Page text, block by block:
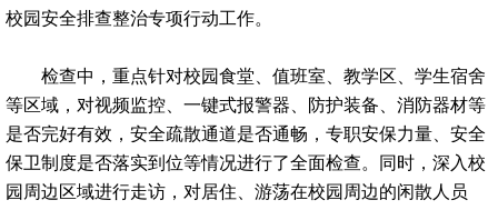
校园安全排查整治专项行动工作。
检查中，重点针对校园食堂、值班室、教学区、学生宿舍
等区域，对视频监控、一键式报警器、防护装备、消防器材等
是否完好有效，安全疏散通道是否通畅，专职安保力量、安全
保卫制度是否落实到位等情况进行了全面检查。同时，深入校
园周边区域进行走访，对居住、游荡在校园周边的闲散人员